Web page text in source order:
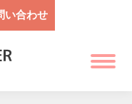
い合わせ